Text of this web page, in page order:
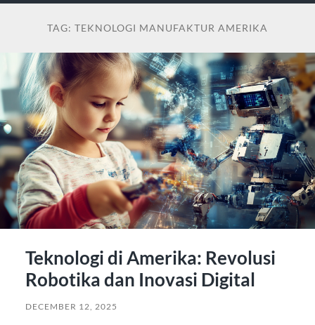
TAG: TEKNOLOGI MANUFAKTUR AMERIKA
Teknologi di Amerika: Revolusi
Robotika dan Inovasi Digital
DECEMBER 12, 2025